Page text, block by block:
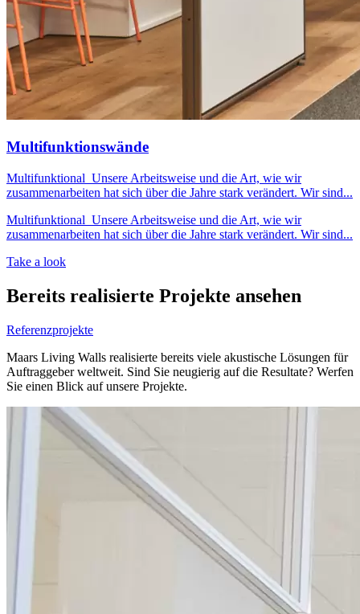
Multifunktionswände
Multifunktional Unsere Arbeitsweise und die Art, wie wir
zusammenarbeiten hat sich über die Jahre stark verändert. Wir sind...
Multifunktional Unsere Arbeitsweise und die Art, wie wir
zusammenarbeiten hat sich über die Jahre stark verändert. Wir sind...
Take a look
Bereits realisierte Projekte ansehen
Referenzprojekte
Maars Living Walls realisierte bereits viele akustische Lösungen für
Auftraggeber weltweit. Sind Sie neugierig auf die Resultate? Werfen
Sie einen Blick auf unsere Projekte.